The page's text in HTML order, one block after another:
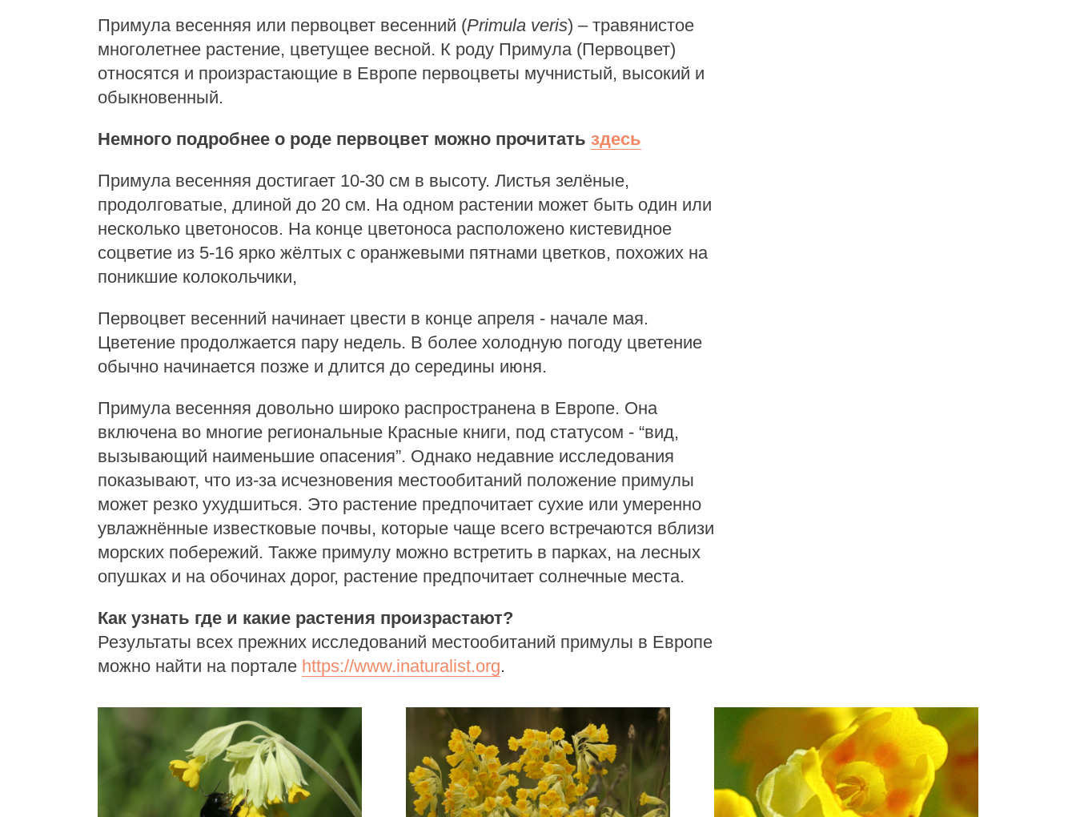
Примула весенняя или первоцвет весенний (Primula veris) – травянистое
многолетнее растение, цветущее весной. К роду Примула (Первоцвет)
относятся и произрастающие в Европе первоцветы мучнистый, высокий и
обыкновенный.
Немного подробнее о роде первоцвет можно прочитать здесь
Примула весенняя достигает 10-30 см в высоту. Листья зелёные,
продолговатые, длиной до 20 см. На одном растении может быть один или
несколько цветоносов. На конце цветоноса расположено кистевидное
соцветие из 5-16 ярко жёлтых с оранжевыми пятнами цветков, похожих на
поникшие колокольчики,
Первоцвет весенний начинает цвести в конце апреля - начале мая.
Цветение продолжается пару недель. В более холодную погоду цветение
обычно начинается позже и длится до середины июня.
Примула весенняя довольно широко распространена в Европе. Она
включена во многие региональные Красные книги, под статусом - “вид,
вызывающий наименьшие опасения”. Однако недавние исследования
показывают, что из-за исчезновения местообитаний положение примулы
может резко ухудшиться. Это растение предпочитает сухие или умеренно
увлажнённые известковые почвы, которые чаще всего встречаются вблизи
морских побережий. Также примулу можно встретить в парках, на лесных
опушках и на обочинах дорог, растение предпочитает солнечные места.
Как узнать где и какие растения произрастают?
Результаты всех прежних исследований местообитаний примулы в Европе
можно найти на портале https://www.inaturalist.org.